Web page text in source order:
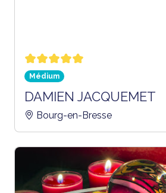
Médium
DAMIEN JACQUEMET
Bourg-en-Bresse